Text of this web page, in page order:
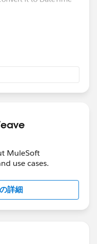
04-05
MuleSoft
use cases.
詳細